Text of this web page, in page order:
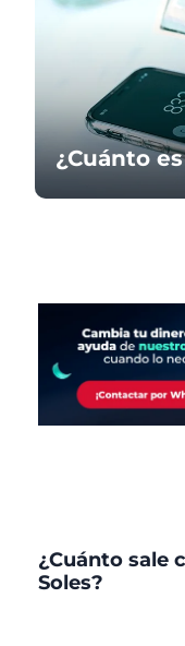
¿Cuánto
¿Cuánto sale
Soles?